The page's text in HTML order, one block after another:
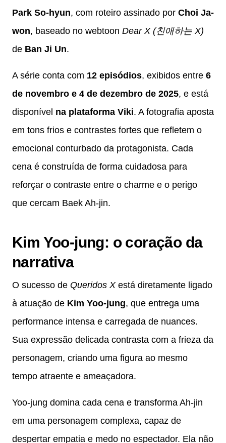
Park So-hyun, com roteiro assinado por Choi Ja-
won, baseado no webtoon Dear X (친애하는 X)
de Ban Ji Un.
A série conta com 12 episódios, exibidos entre 6
de novembro e 4 de dezembro de 2025, e está
disponível na plataforma Viki. A fotografia aposta
em tons frios e contrastes fortes que refletem o
emocional conturbado da protagonista. Cada
cena é construída de forma cuidadosa para
reforçar o contraste entre o charme e o perigo
que cercam Baek Ah-jin.
Kim Yoo-jung: o coração da
narrativa
O sucesso de Queridos Xestá diretamente ligado
à atuação de Kim Yoo-jung, que entrega uma
performance intensa e carregada de nuances.
Sua expressão delicada contrasta com a frieza da
personagem, criando uma figura ao mesmo
tempo atraente e ameaçadora.
Yoo-jung domina cada cena e transforma Ah-jin
em uma personagem complexa, capaz de
despertar empatia e medo no espectador. Ela não